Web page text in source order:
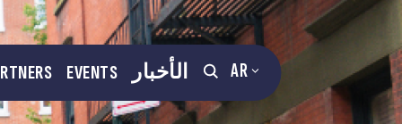
AR
EVENTS الأخبار